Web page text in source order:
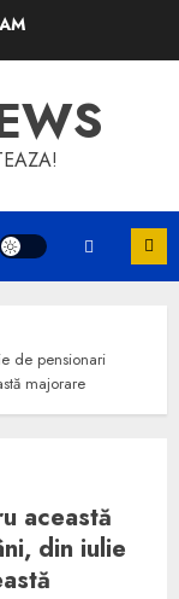
de pensionari
majorare
această
din iulie